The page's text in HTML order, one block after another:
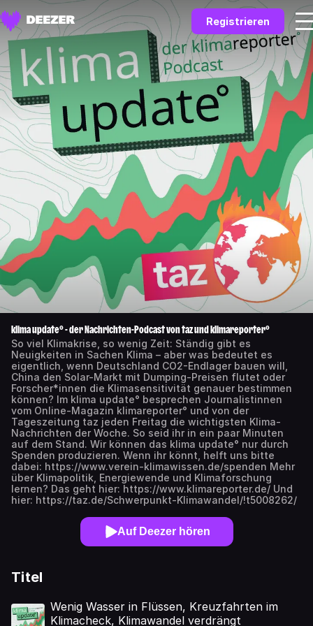
Registrieren
klima update° - der Nachrichten-Podcast von taz und klimareporter°
So viel Klimakrise, so wenig Zeit: Ständig gibt es
Neuigkeiten in Sachen Klima – aber was bedeutet es
eigentlich, wenn Deutschland CO2-Endlager bauen will,
China den Solar-Markt mit Dumping-Preisen flutet oder
Forscher*innen die Klimasensitivität genauer bestimmen
können? Im klima update° besprechen Journalistinnen
vom Online-Magazin klimareporter° und von der
Tageszeitung taz jeden Freitag die wichtigsten Klima-
Nachrichten der Woche. So seid ihr in ein paar Minuten
auf dem Stand. Wir können das klima update° nur durch
Spenden produzieren. Wenn ihr könnt, helft uns bitte
dabei: https://www.verein-klimawissen.de/spenden Mehr
über Klimapolitik, Energiewende und Klimaforschung
lernen? Das geht hier: https://www.klimareporter.de/ Und
hier: https://taz.de/Schwerpunkt-Klimawandel/!t5008262/
Auf Deezer hören
Titel
Wenig Wasser in Flüssen, Kreuzfahrten im
Klimacheck, Klimawandel verdrängt